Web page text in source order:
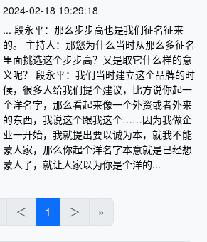
2024-02-18 19:29:18
... 段永平：那么步步高也是我们征名征来
的。 主持人：那您为什么当时从那么多征名
里面挑选这个步步高？又是取它什么样的意
义呢？ 段永平：我们当时建立这个品牌的时
候，很多人给我们提个建议，比方说你起一
个洋名字，那么看起来像一个外资或者外来
的东西，我说这个跟我这个……因为我做企
业一开始，我就提出要以诚为本，就我不能
蒙人家，那么你起个洋名字本意就是已经想
蒙人了，就让人家以为你是个洋的...
＜ 1 ＞ »